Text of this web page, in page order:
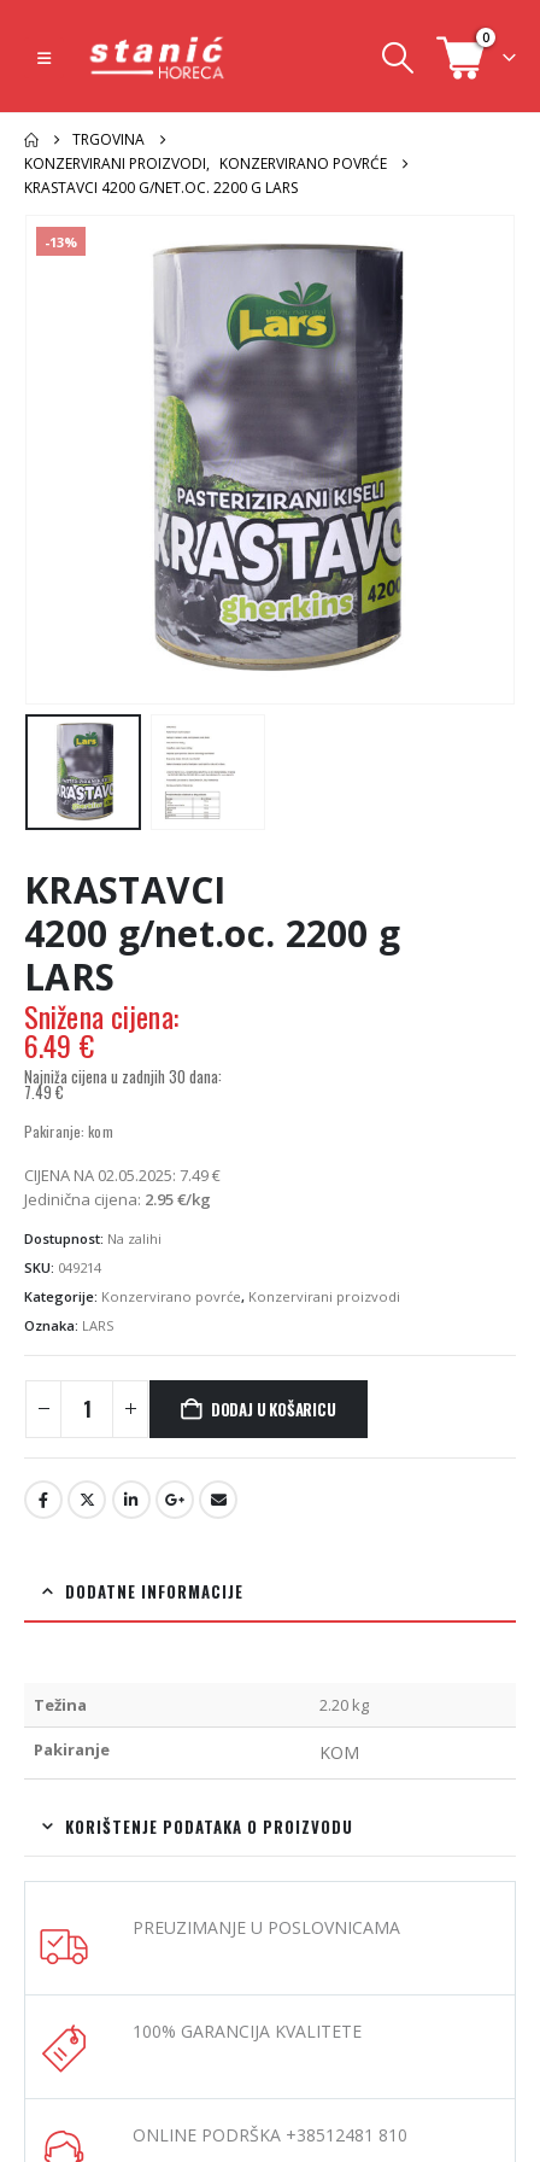
0
TRGOVINA
KONZERVIRANI PROIZVODI, KONZERVIRANO POVRĆE
KRASTAVCI 4200 G/NET.OC. 2200 G LARS
-13%
KRASTAVCI
4200 g/net.oc. 2200 g
LARS
7.49€
Izvorna
cijena
bila
je:
7.49 €.
6.49€
Trenutna
cijena
je:
6.49 €.
Pakiranje: kom
CIJENA NA 02.05.2025: 7.49€
Jedinična cijena: 2.95€/kg
Dostupnost: Na zalihi
SKU: 049214
Kategorije: Konzervirano povrće, Konzervirani proizvodi
Oznaka: LARS
DODAJ U KOŠARICU
DODATNE INFORMACIJE
Težina 2.20 kg
Pakiranje KOM
KORIŠTENJE PODATAKA O PROIZVODU
PREUZIMANJE U POSLOVNICAMA
100% GARANCIJA KVALITETE
ONLINE PODRŠKA +38512481 810